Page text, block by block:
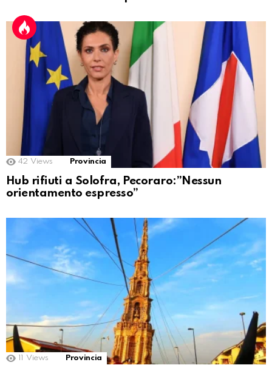
42 Views Provincia
Hub rifiuti a Solofra, Pecoraro:”Nessun
orientamento espresso”
11 Views Provincia